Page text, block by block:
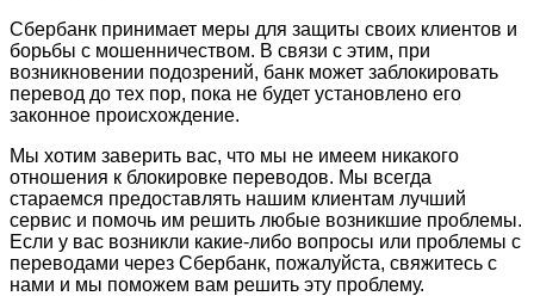
Сбербанк принимает меры для защиты своих клиентов и
борьбы с мошенничеством. В связи с этим, при
возникновении подозрений, банк может заблокировать
перевод до тех пор, пока не будет установлено его
законное происхождение.
Мы хотим заверить вас, что мы не имеем никакого
отношения к блокировке переводов. Мы всегда
стараемся предоставлять нашим клиентам лучший
сервис и помочь им решить любые возникшие проблемы.
Если у вас возникли какие-либо вопросы или проблемы с
переводами через Сбербанк, пожалуйста, свяжитесь с
нами и мы поможем вам решить эту проблему.